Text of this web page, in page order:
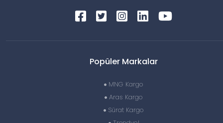
Popüler Markalar
MNG Kargo
Aras Kargo
Sürat Kargo